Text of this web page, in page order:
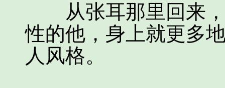
从张耳那里回来，
性的他，身上就更多
人风格。